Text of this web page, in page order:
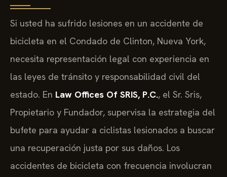
Si usted ha sufrido lesiones en un accidente de
bicicleta en el Condado de Clinton, Nueva York,
necesita representación legal con experiencia en
las leyes de tránsito y responsabilidad civil del
estado. En Law Offices Of SRIS, P.C., el Sr. Sris,
Propietario y Fundador, supervisa la estrategia del
bufete para ayudar a ciclistas lesionados a buscar
una recuperación justa por sus daños. Los
accidentes de bicicleta con frecuencia involucran